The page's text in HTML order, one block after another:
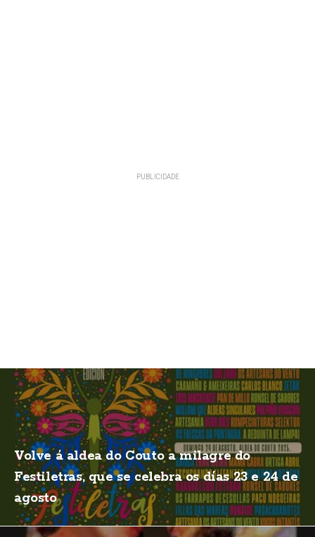
Volve á aldea do Couto a milagre do
Festiletras, que se celebra os días 23 e 24 de
agosto